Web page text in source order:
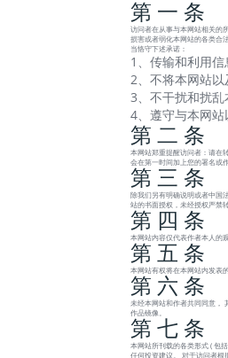
第 一 条
访问者在从事与本网站相关的
损害或者弱化本网站的各类合
当恪守下述承诺：
1、传输和利用
2、不将本网站
3、不干扰和扰
4、遵守与本网
第 二 条
本网站郑重提醒访问者：请在
会在第一时间加上您的署名或
第 三 条
除我们另有明确说明或者中国
站的书面授权，未经授权严禁
第 四 条
本网站内容仅代表作者本人的
第 五 条
本网站有权将在本网站内发表
第 六 条
未经本网站和作者共同同意，
作品镜像。
第 七 条
本网站所刊载的各类形式 ( 包
任何投资建议。 对于访问者